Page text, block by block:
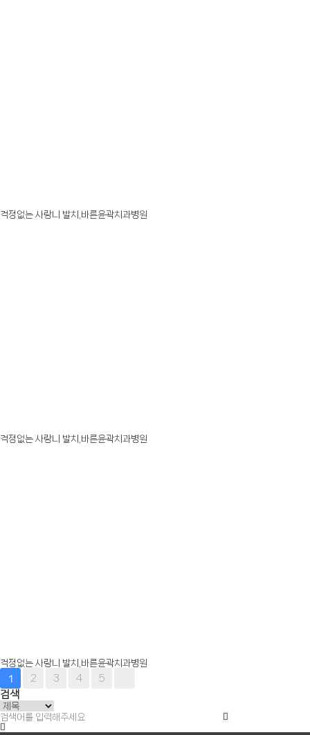
걱정없는 사랑니 발치,바른윤곽치과병원
걱정없는 사랑니 발치,바른윤곽치과병원
걱정없는 사랑니 발치,바른윤곽치과병원
1
2 3 4 5
검색